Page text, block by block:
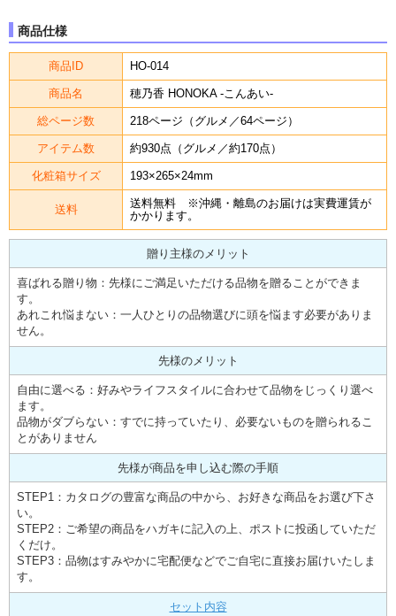
商品仕様
商品ID HO-014
商品名 穂乃香 HONOKA -こんあい-
総ページ数 218ページ（グルメ／64ページ）
アイテム数 約930点（グルメ／約170点）
化粧箱サイズ 193×265×24mm
送料
送料無料 ※沖縄・離島のお届けは実費運賃が
かかります。
贈り主様のメリット
喜ばれる贈り物：先様にご満足いただける品物を贈ることができま
す。
あれこれ悩まない：一人ひとりの品物選びに頭を悩ます必要がありま
せん。
先様のメリット
自由に選べる：好みやライフスタイルに合わせて品物をじっくり選べ
ます。
品物がダブらない：すでに持っていたり、必要ないものを贈られるこ
とがありません
先様が商品を申し込む際の手順
STEP1：カタログの豊富な商品の中から、お好きな商品をお選び下さ
い。
STEP2：ご希望の商品をハガキに記入の上、ポストに投函していただ
くだけ。
STEP3：品物はすみやかに宅配便などでご自宅に直接お届けいたしま
す。
セット内容